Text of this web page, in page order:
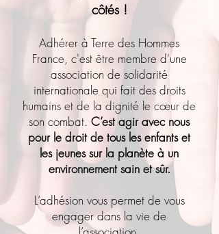
côtés !
Adhérer à Terre des Hommes
France, c'est être membre d'une
association de solidarité
internationale qui fait des droits
humains et de la dignité le cœur de
son combat. C’est agir avec nous
pour le droit de tous les enfants et
les jeunes sur la planète à un
environnement sain et sûr.
L’adhésion vous permet de vous
engager dans la vie de